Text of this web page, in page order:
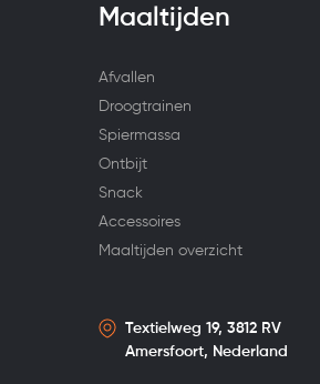
Maaltijden
Afvallen
Droogtrainen
Spiermassa
Ontbijt
Snack
Accessoires
Maaltijden overzicht
Textielweg 19, 3812 RV
Amersfoort, Nederland